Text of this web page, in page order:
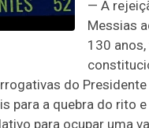
— A
Messias
130
do Presidente
para a quebra do rito
para ocupar uma